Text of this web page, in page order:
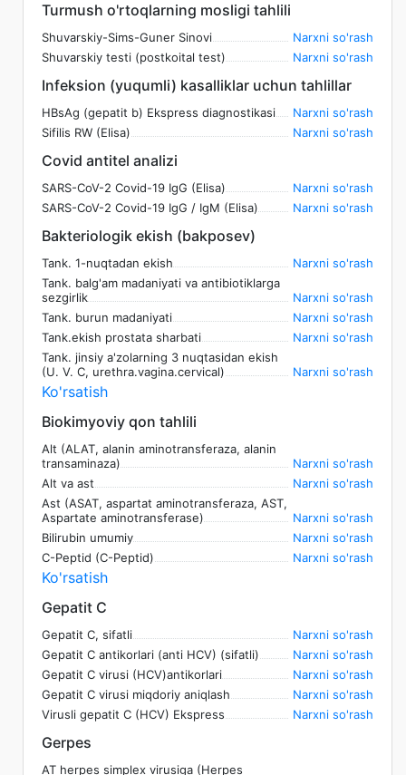
Turmush o'rtoqlarning mosligi tahlili
Shuvarskiy-Sims-Guner Sinovi
Narxni so'rash
Shuvarskiy testi (postkoital test)
Narxni so'rash
Infeksion (yuqumli) kasalliklar uchun tahlillar
HBsAg (gepatit b) Ekspress diagnostikasi
Narxni so'rash
Sifilis RW (Elisa)
Narxni so'rash
Covid antitel analizi
SARS-CoV-2 Covid-19 IgG (Elisa)
Narxni so'rash
SARS-CoV-2 Covid-19 IgG / IgM (Elisa)
Narxni so'rash
Bakteriologik ekish (bakposev)
Tank. 1-nuqtadan ekish
Narxni so'rash
Tank. balg'am madaniyati va antibiotiklarga
sezgirlik
Narxni so'rash
Tank. burun madaniyati
Narxni so'rash
Tank.ekish prostata sharbati
Narxni so'rash
Tank. jinsiy a'zolarning 3 nuqtasidan ekish
(U. V. C, urethra.vagina.cervical)
Narxni so'rash
Ko'rsatish
Biokimyoviy qon tahlili
Alt (ALAT, alanin aminotransferaza, alanin
transaminaza)
Narxni so'rash
Alt va ast
Narxni so'rash
Ast (ASAT, aspartat aminotransferaza, AST,
Aspartate aminotransferase)
Narxni so'rash
Bilirubin umumiy
Narxni so'rash
C-Peptid (C-Peptid)
Narxni so'rash
Ko'rsatish
Gepatit C
Gepatit C, sifatli
Narxni so'rash
Gepatit C antikorlari (anti HCV) (sifatli)
Narxni so'rash
Gepatit C virusi (HCV)antikorlari
Narxni so'rash
Gepatit C virusi miqdoriy aniqlash
Narxni so'rash
Virusli gepatit C (HCV) Ekspress
Narxni so'rash
Gerpes
AT herpes simplex virusiga (Herpes